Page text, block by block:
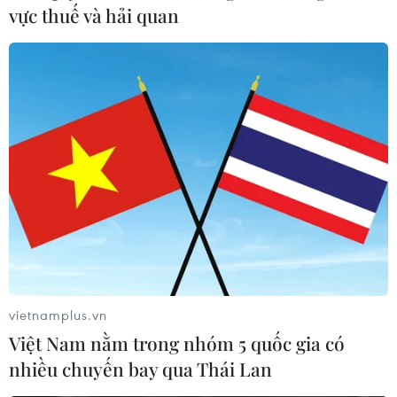
Những chiếc bánh chưng chứa chan tình
đồng bào cho người Việt xa quê
29/01/2022 07:35
Với những người con xa xứ, Tết Nguyên đán luôn là dịp
đặc biệt để cùng nhau hướng về quê hương, gặp gỡ,
chia sẻ, chung vui và cũng không thể thiếu trong mâm
cơm sum vầy là chiếc bánh chưng xanh.
vực thuế và hải quan
vietnamplus.vn
Việt Nam nằm trong nhóm 5 quốc gia có
nhiều chuyến bay qua Thái Lan